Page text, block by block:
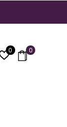
0 0